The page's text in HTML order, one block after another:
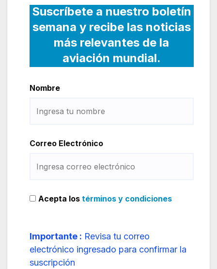
Suscríbete a nuestro boletín
semana y recibe las noticias
más relevantes de la
aviación mundial.
Nombre
Correo Electrónico
Acepta los términos y condiciones
Importante : Revisa tu correo
electrónico ingresado para confirmar la
suscripción